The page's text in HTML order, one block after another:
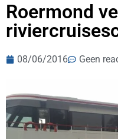
Roermond
08/06/2016 Geen